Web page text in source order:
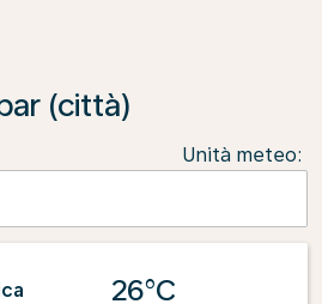
(città)
Unità meteo:
26°C